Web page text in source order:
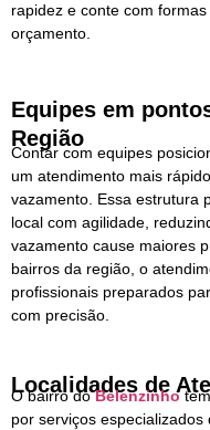
rapidez e conte com
orçamento.
Equipes em
Região
Contar com equipes
um atendimento mais
vazamento. Essa estrutura
local com agilidade,
vazamento cause maiores
bairros da região, o
profissionais preparados
com precisão.
Localidades de
O bairro doBelenzinho
por serviços